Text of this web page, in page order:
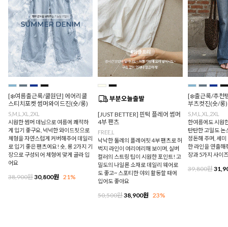
[❄️여름출근룩/쿨원단] 에어리쿨
스티치포켓 썸머와이드진(숏/롱)
S,M,L,XL,2XL
시원한 썸머 데님으로 여름에 쾌적하
게 입기 좋구요, 넉넉한 와이드핏으로
체형을 자연스럽게 커버해주어 데일리
로 입기 좋은 팬츠에요! 숏, 롱 2가지 기
장으로 구성되어 체형에 맞게 골라 입
어요
38,900원30,800원 21%
[JUST BETTER] 핀턱 플레어 썸머
4부 팬츠
FREE,L
낙낙한 둘레의 플레어핏 4부 팬츠로 허
벅지 라인이 여리여리해 보이며, 실버
컬러의 스트링 팁이 시원한 포인트! 고
밀도의 나일론 소재로 데일리 웨어로
도 좋고~ 스포티한 야외 활동할 때에
입어도 좋아요
50,500원38,900원 23%
[❄️출근룩/추천
부츠컷진(숏/롱)
S,M,L,XL,2XL
한여름에도 시원
탄탄한 고밀도 논
정돈해 주며, 세
한 라인을 연출해
장과 5가지 사이
39,800원